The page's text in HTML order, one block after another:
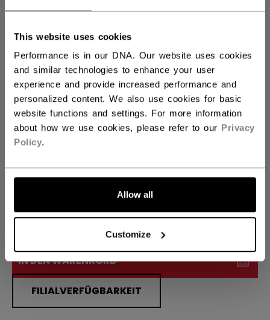
This website uses cookies
Performance is in our DNA. Our website uses cookies
and similar technologies to enhance your user
experience and provide increased performance and
personalized content. We also use cookies for basic
website functions and settings. For more information
about how we use cookies, please refer to our Privacy
Policy.
Allow all
Customize
und Breite in einem einfachen Schritt
Passform.
COLOR
ausgewählt
GRÖSSE
OSFA
MENGE
IN DEN WARENKORB
FILIALVERFÜGBARKEIT